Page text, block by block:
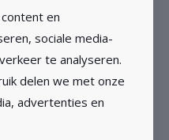
en
sociale media-
te analyseren.
delen we met onze
advertenties en